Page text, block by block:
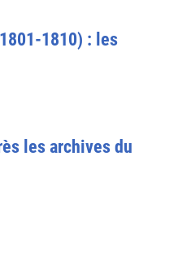
1810) : les
les archives du